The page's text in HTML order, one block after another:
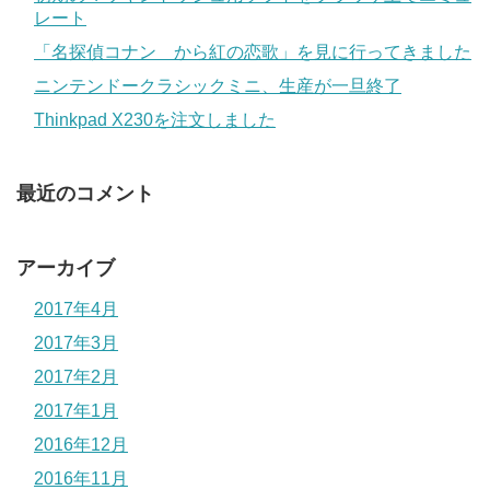
レート
「名探偵コナン から紅の恋歌」を見に行ってきました
ニンテンドークラシックミニ、生産が一旦終了
Thinkpad X230を注文しました
最近のコメント
アーカイブ
2017年4月
2017年3月
2017年2月
2017年1月
2016年12月
2016年11月